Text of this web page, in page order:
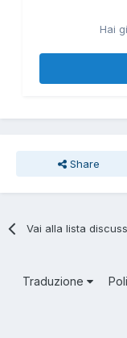
Hai
Share
Vai alla lista
Traduzione